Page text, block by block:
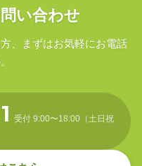
い合わせ
、まずはお気軽にお電話
受付 9:00〜18:00（土日祝